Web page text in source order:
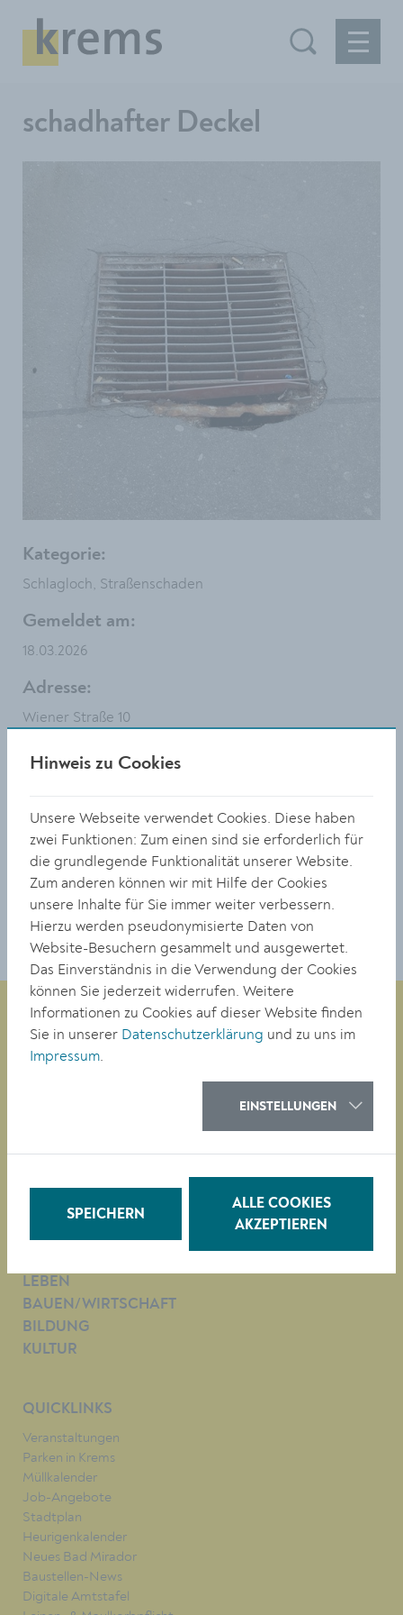
schadhafter Deckel
Kategorie:
Schlagloch, Straßenschaden
Gemeldet am:
18.03.2026
Adresse:
Wiener Straße 10
Anmerkung:
Status:
Abgeschlossen
Stellungnahme:
Wurde durch Wirtschaftshof saniert.
Magistrat der Stadt Krems
LEBEN
BAUEN/WIRTSCHAFT
BILDUNG
KULTUR
QUICKLINKS
Veranstaltungen
Parken in Krems
Müllkalender
Job-Angebote
Stadtplan
Heurigenkalender
Neues Bad Mirador
Baustellen-News
Digitale Amtstafel
Hinweis zu Cookies
Unsere Webseite verwendet Cookies. Diese haben
zwei Funktionen: Zum einen sind sie erforderlich für
die grundlegende Funktionalität unserer Website.
Zum anderen können wir mit Hilfe der Cookies
unsere Inhalte für Sie immer weiter verbessern.
Hierzu werden pseudonymisierte Daten von
Website-Besuchern gesammelt und ausgewertet.
Das Einverständnis in die Verwendung der Cookies
können Sie jederzeit widerrufen. Weitere
Informationen zu Cookies auf dieser Website finden
Sie in unserer Datenschutzerklärung und zu uns im
Impressum.
EINSTELLUNGEN
SPEICHERN
ALLE COOKIES
AKZEPTIEREN